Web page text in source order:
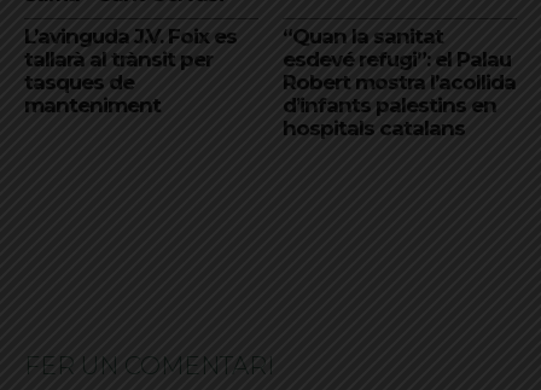
L’avinguda J.V. Foix es
tallarà al trànsit per
tasques de
manteniment
“Quan la sanitat
esdevé refugi”: el Palau
Robert mostra l’acollida
d’infants palestins en
hospitals catalans
FER UN COMENTARI